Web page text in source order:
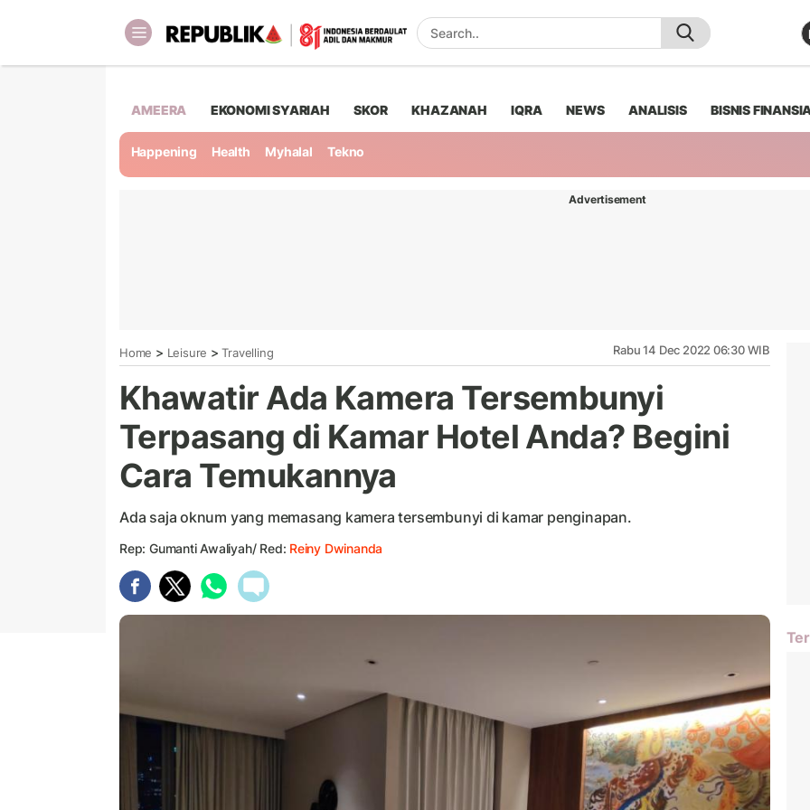
AMEERA EKONOMI SYARIAH SKOR KHAZANAH IQRA NEWS ANALISIS BISNIS
Happening Health Myhalal Tekno
Advertisement
Home > Leisure > Travelling Rabu 14 Dec 2022 06:30 WIB
Khawatir Ada Kamera Tersembunyi
Terpasang di Kamar Hotel Anda? Begini
Cara Temukannya
Ada saja oknum yang memasang kamera tersembunyi di kamar penginapan.
Rep: Gumanti Awaliyah/ Red: Reiny Dwinanda